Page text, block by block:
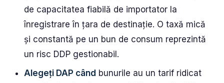
de capacitatea fiabilă de importator la
înregistrare în țara de destinație. O taxă mică
și constantă pe un bun de consum reprezintă
un risc DDP gestionabil.
Alegeți DAP când bunurile au un tarif ridicat